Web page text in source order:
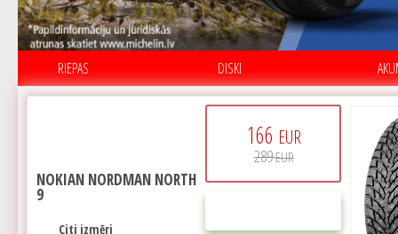
RIEPAS DISKI
166 EUR
289EUR
NOKIAN NORDMAN NORTH
9
Citi izmēri